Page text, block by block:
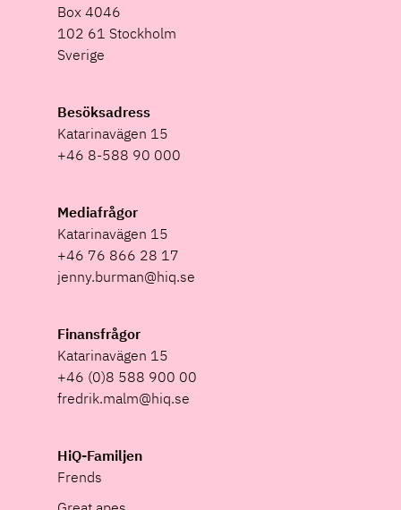
Box 4046
102 61 Stockholm
Sverige
Besöksadress
Katarinavägen 15
+46 8-588 90 000
Mediafrågor
Katarinavägen 15
+46 76 866 28 17
jenny.burman@hiq.se
Finansfrågor
Katarinavägen 15
+46 (0)8 588 900 00
fredrik.malm@hiq.se
HiQ-Familjen
Frends